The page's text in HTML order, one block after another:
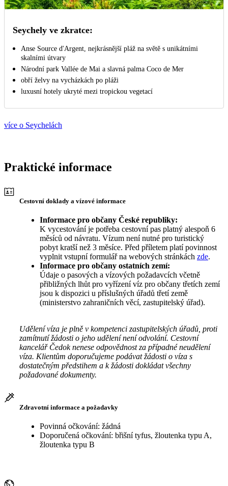
Seychely ve zkratce:
Anse Source d'Argent, nejkrásnější pláž na světě s unikátními
skalními útvary
Národní park Vallée de Mai a slavná palma Coco de Mer
obří želvy na vycházkách po pláži
luxusní hotely ukryté mezi tropickou vegetací
více o Seychelách
Praktické informace
Cestovní doklady a vízové informace
Informace pro občany České republiky:
K vycestování je potřeba cestovní pas platný alespoň 6
měsíců od návratu. Vízum není nutné pro turistický
pobyt kratší než 3 měsíce. Před příletem platí povinnost
vyplnit vstupní formulář na webových stránkách zde.
Informace pro občany ostatních zemí:
Údaje o pasových a vízových požadavcích včetně
přibližných lhůt pro vyřízení víz pro občany třetích zemí
jsou k dispozici u příslušných úřadů třetí země
(ministerstvo zahraničních věcí, zastupitelský úřad).
Udělení víza je plně v kompetenci zastupitelských úřadů, proti
zamítnutí žádosti o jeho udělení není odvolání. Cestovní
kancelář Čedok nenese odpovědnost za případné neudělení
víza. Klientům doporučujeme podávat žádosti o víza s
dostatečným předstihem a k žádosti dokládat všechny
požadované dokumenty.
Zdravotní informace a požadavky
Povinná očkování: žádná
Doporučená očkování: břišní tyfus, žloutenka typu A,
žloutenka typu B